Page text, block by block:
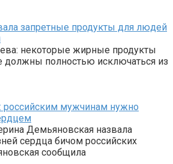
запретные продукты для людей
некоторые жирные продукты
должны полностью исключаться из
российским мужчинам нужно
Демьяновская назвала
сердца бичом российских
сообщила